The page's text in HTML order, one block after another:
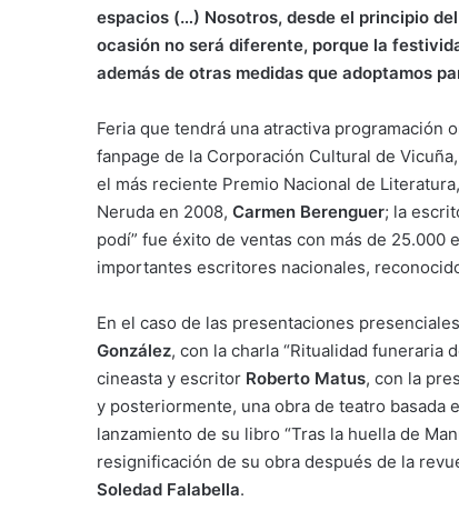
espacios (…) Nosotros, desde el principio
ocasión no será diferente, porque la
además de otras medidas que adoptamos
Feria que tendrá una atractiva programación
fanpage de la Corporación Cultural de
el más reciente Premio Nacional de Literatura,
Neruda en 2008, Carmen Berenguer; la
podí” fue éxito de ventas con más de
importantes escritores nacionales,
En el caso de las presentaciones
González, con la charla “Ritualidad funeraria
cineasta y escritor Roberto Matus, con la
y posteriormente, una obra de teatro basada
lanzamiento de su libro “Tras la huella de
resignificación de su obra después de la
Soledad Falabella.